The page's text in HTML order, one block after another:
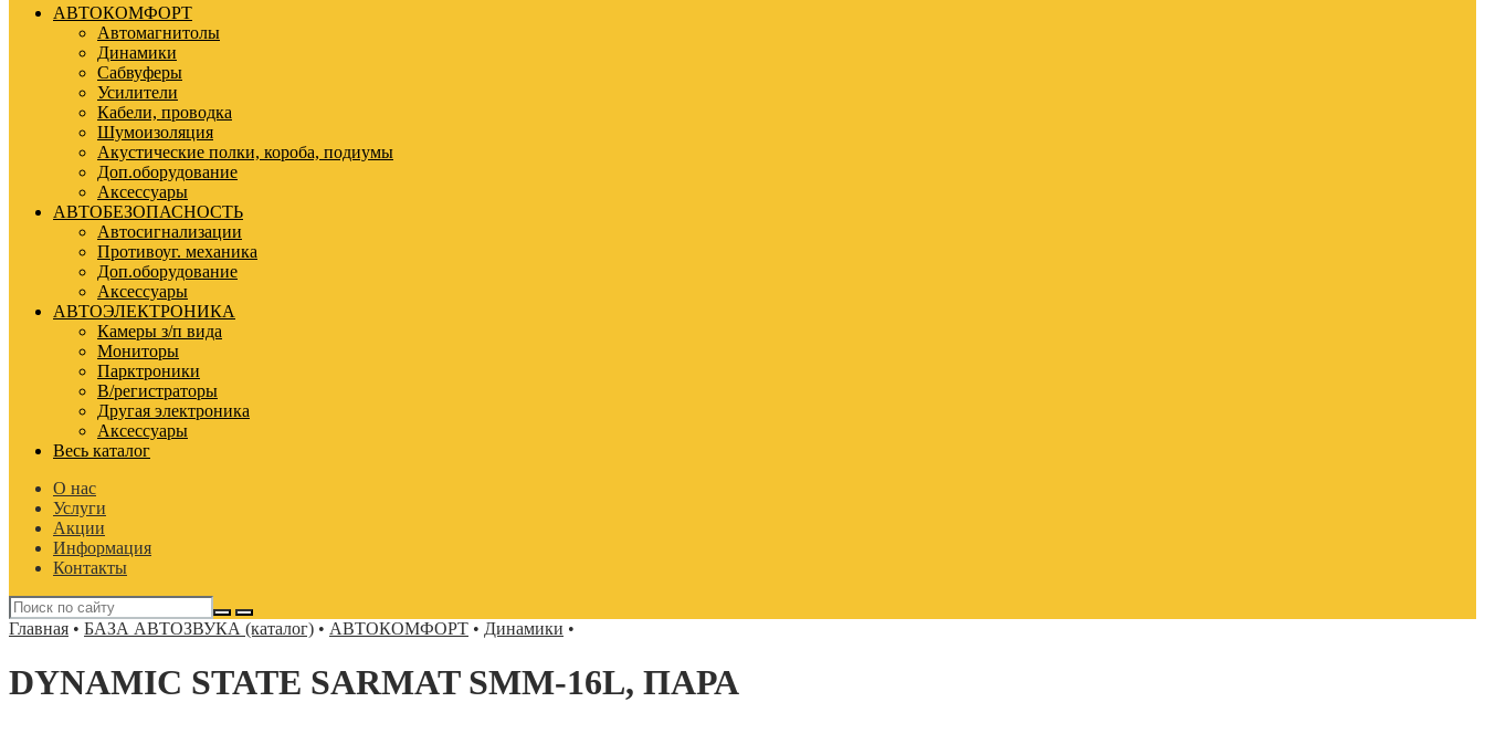
АВТОКОМФОРТ
Автомагнитолы
Динамики
Сабвуферы
Усилители
Кабели, проводка
Шумоизоляция
Акустические полки, короба, подиумы
Доп.оборудование
Аксессуары
АВТОБЕЗОПАСНОСТЬ
Автосигнализации
Противоуг. механика
Доп.оборудование
Аксессуары
АВТОЭЛЕКТРОНИКА
Камеры з/п вида
Мониторы
Парктроники
В/регистраторы
Другая электроника
Аксессуары
Весь каталог
О нас
Услуги
Акции
Информация
Контакты
Главная • БАЗА АВТОЗВУКА (каталог) • АВТОКОМФОРТ • Динамики •
DYNAMIC STATE SARMAT SMM-16L, ПАРА